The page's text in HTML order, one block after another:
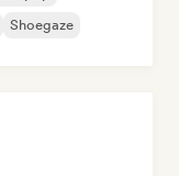
Shoegaze